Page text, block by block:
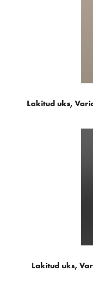
Lakitud uks,
Lakitud uks,